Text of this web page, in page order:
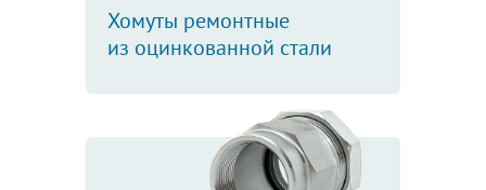
Хомуты ремонтные
из оцинкованной стали